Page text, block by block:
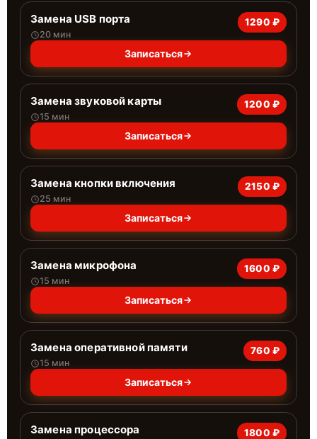
Замена USB порта
20 мин
1290 ₽
Записаться
Замена звуковой карты
15 мин
1200 ₽
Записаться
Замена кнопки включения
25 мин
2150 ₽
Записаться
Замена микрофона
15 мин
1600 ₽
Записаться
Замена оперативной памяти
15 мин
760 ₽
Записаться
Замена процессора 1800 ₽